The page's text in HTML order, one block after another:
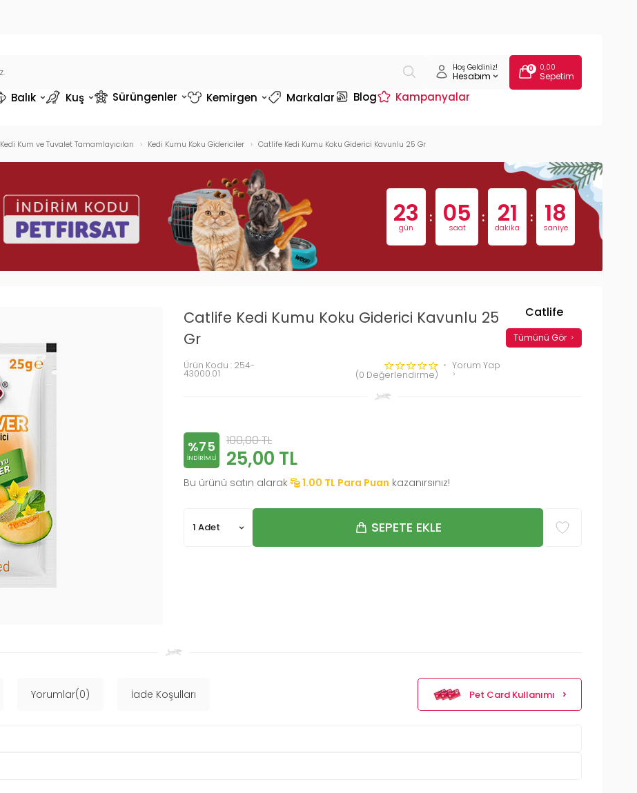
Hoş Geldiniz!
Hesabım
0 0,00
Sepetim
Balık Kuş Sürüngenler Kemirgen Markalar Blog Kampanyalar
Kedi Kum ve Tuvalet Tamamlayıcıları Kedi Kumu Koku Gidericiler Catlife Kedi Kumu Koku Giderici Kavunlu 25 Gr
23
gün
: 05
saat
: 21
dakika
: 17
saniye
Catlife Kedi Kumu Koku Giderici Kavunlu 25
Gr
Ürün Kodu : 254-
43000.01 (0 Değerlendirme)
Yorum Yap
Catlife
Tümünü Gör
%75
INDIRIMLI
100,00TL
25,00 TL
Bu ürünü satın alarak 1.00 TL Para Puan kazanırsınız!
SEPETE EKLE
Yorumlar(0) İade Koşulları Pet Card Kullanımı